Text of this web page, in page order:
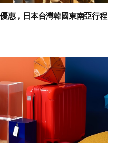
惠，日本台灣韓國東南亞行程